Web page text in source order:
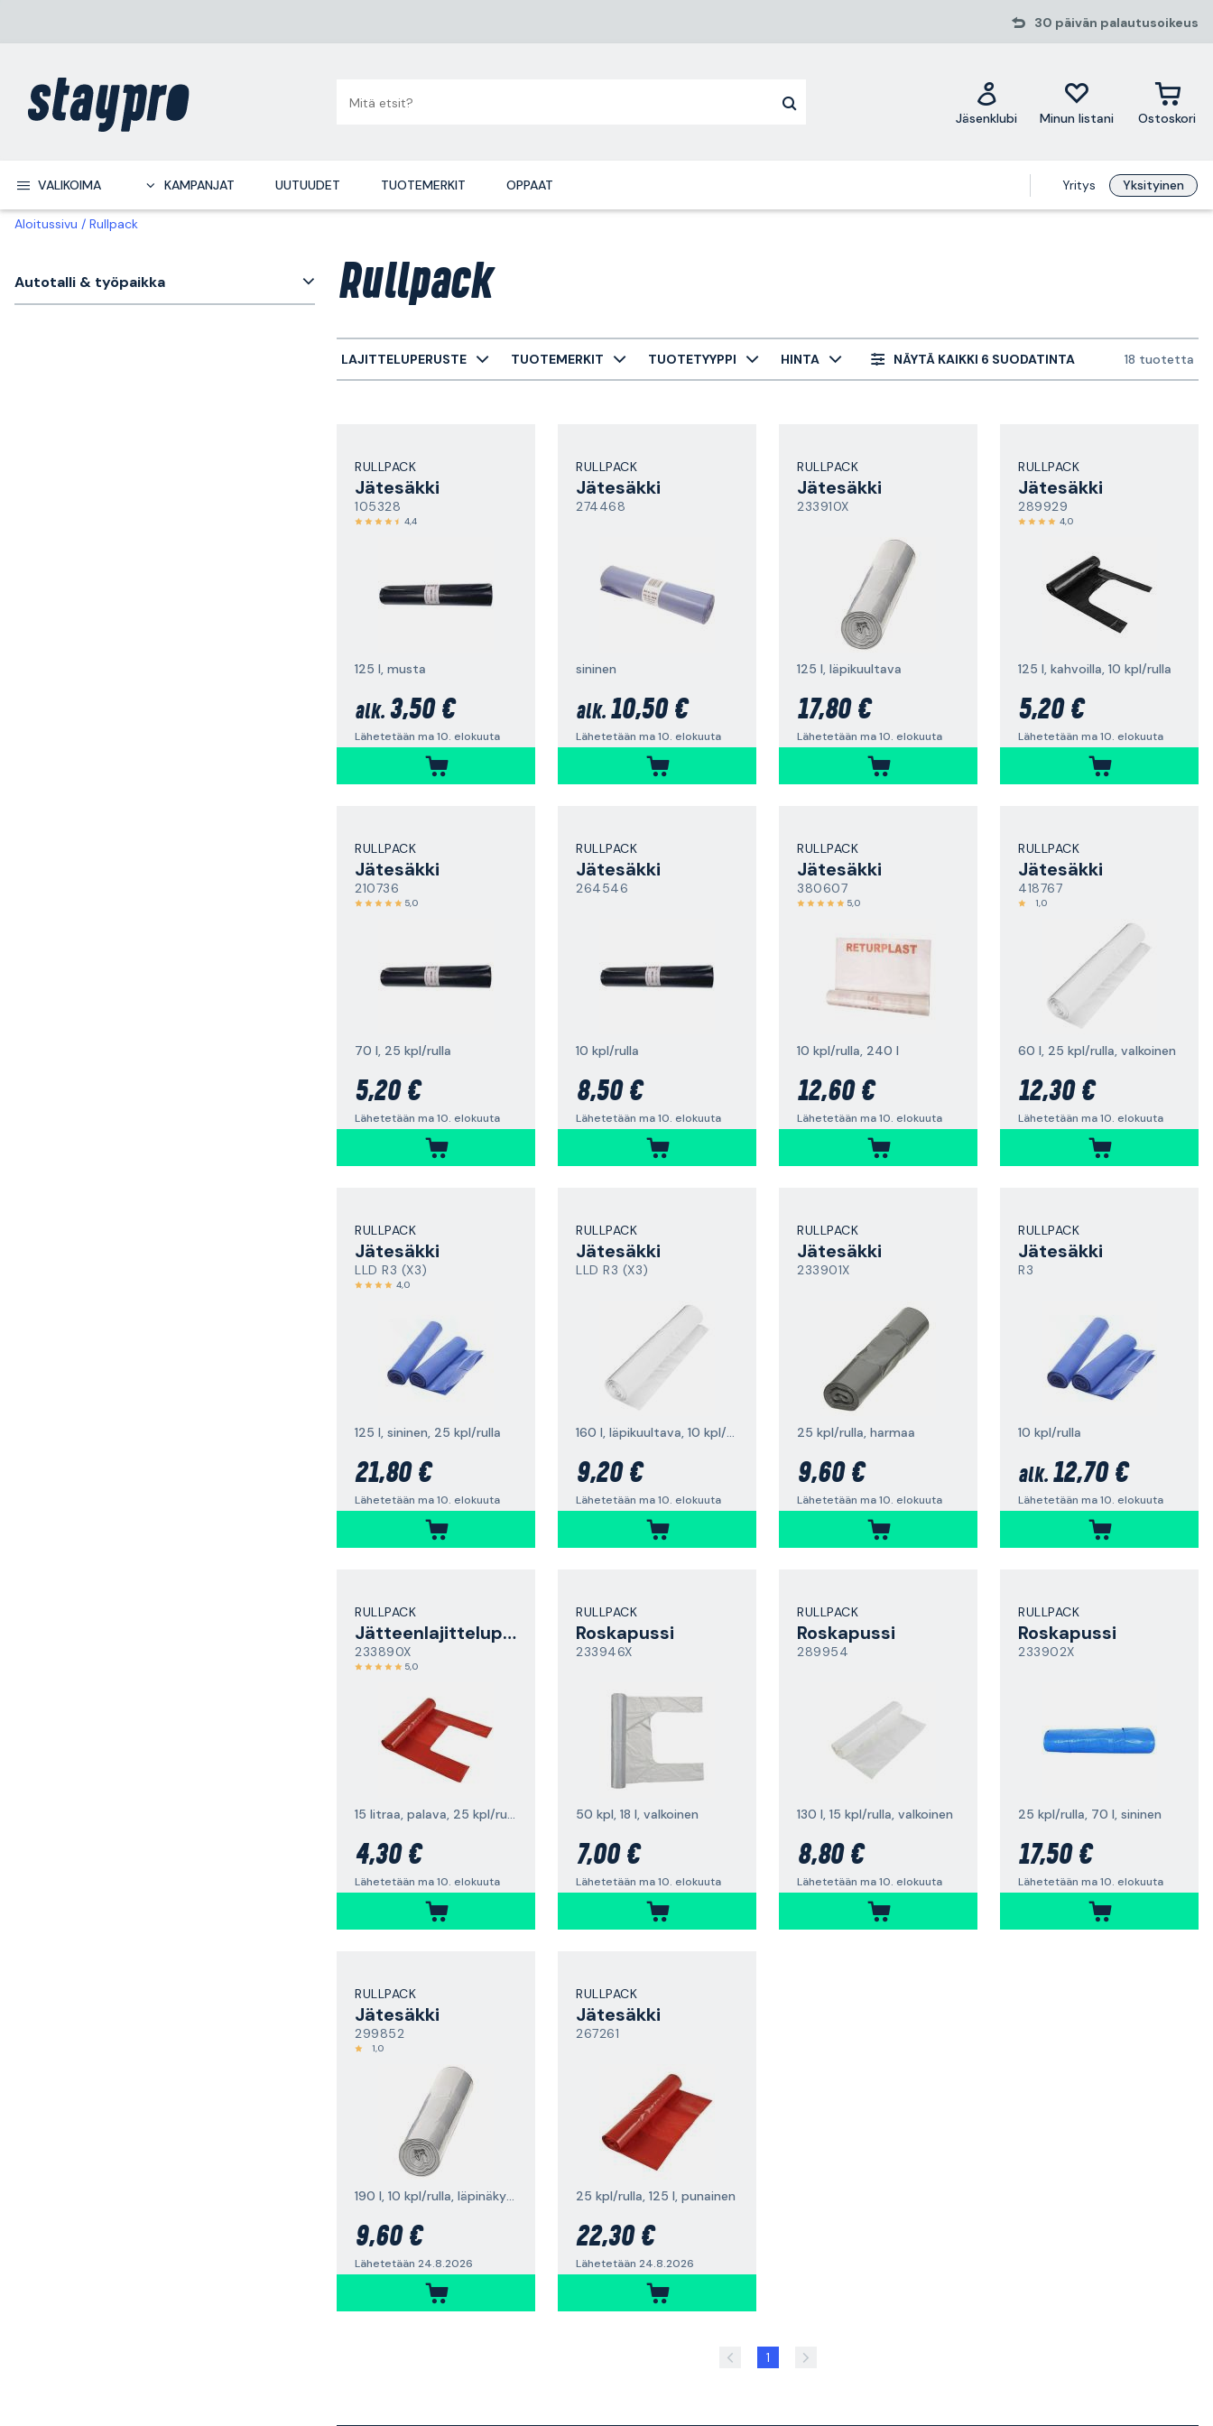
30 päivän palautusoikeus
Jäsenklubi Minun listani Ostoskori
VALIKOIMA KAMPANJAT UUTUUDET TUOTEMERKIT OPPAAT Yritys Yksityinen
Aloitussivu Rullpack
Autotalli & työpaikka Rullpack
LAJITTELUPERUSTE TUOTEMERKIT TUOTETYYPPI HINTA NÄYTÄ KAIKKI 6 SUODATINTA 18 tuotetta
RULLPACK
Jätesäkki
105328
4,4
125 l, musta
alk. 3,50 €
Lähetetään ma 10. elokuuta
RULLPACK
Jätesäkki
274468
sininen
alk. 10,50 €
Lähetetään ma 10. elokuuta
RULLPACK
Jätesäkki
233910X
125 l, läpikuultava
17,80 €
Lähetetään ma 10. elokuuta
RULLPACK
Jätesäkki
289929
4,0
125 l, kahvoilla, 10 kpl/rulla
5,20 €
Lähetetään ma 10. elokuuta
RULLPACK
Jätesäkki
210736
5,0
70 l, 25 kpl/rulla
5,20 €
Lähetetään ma 10. elokuuta
RULLPACK
Jätesäkki
264546
10 kpl/rulla
8,50 €
Lähetetään ma 10. elokuuta
RULLPACK
Jätesäkki
380607
5,0
10 kpl/rulla, 240 l
12,60 €
Lähetetään ma 10. elokuuta
RULLPACK
Jätesäkki
418767
1,0
60 l, 25 kpl/rulla, valkoinen
12,30 €
Lähetetään ma 10. elokuuta
RULLPACK
Jätesäkki
LLD R3 (X3)
4,0
125 l, sininen, 25 kpl/rulla
21,80 €
Lähetetään ma 10. elokuuta
RULLPACK
Jätesäkki
LLD R3 (X3)
160 l, läpikuultava, 10 kpl/rulla
9,20 €
Lähetetään ma 10. elokuuta
RULLPACK
Jätesäkki
233901X
25 kpl/rulla, harmaa
9,60 €
Lähetetään ma 10. elokuuta
RULLPACK
Jätesäkki
R3
10 kpl/rulla
alk. 12,70 €
Lähetetään ma 10. elokuuta
RULLPACK
Jätteenlajittelupussi
233890X
5,0
15 litraa, palava, 25 kpl/rulla
4,30 €
Lähetetään ma 10. elokuuta
RULLPACK
Roskapussi
233946X
50 kpl, 18 l, valkoinen
7,00 €
Lähetetään ma 10. elokuuta
RULLPACK
Roskapussi
289954
130 l, 15 kpl/rulla, valkoinen
8,80 €
Lähetetään ma 10. elokuuta
RULLPACK
Roskapussi
233902X
25 kpl/rulla, 70 l, sininen
17,50 €
Lähetetään ma 10. elokuuta
RULLPACK
Jätesäkki
299852
1,0
190 l, 10 kpl/rulla, läpinäkyvä
9,60 €
Lähetetään 24.8.2026
RULLPACK
Jätesäkki
267261
25 kpl/rulla, 125 l, punainen
22,30 €
Lähetetään 24.8.2026
1